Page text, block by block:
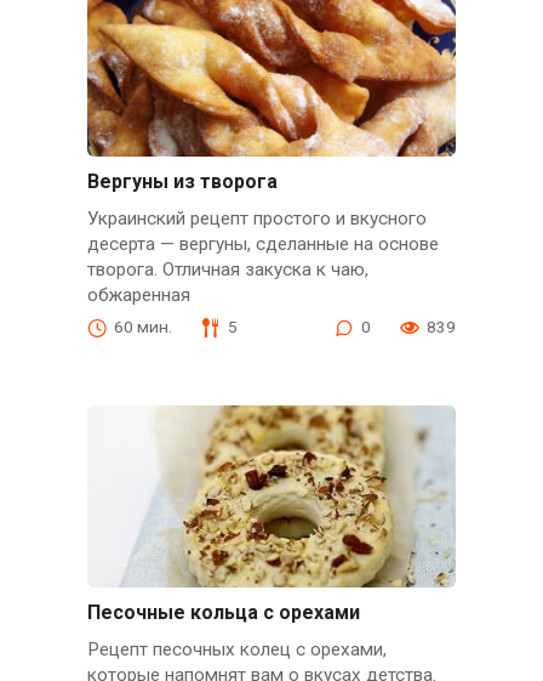
Вергуны из творога
Украинский рецепт простого и вкусного
десерта — вергуны, сделанные на основе
творога. Отличная закуска к чаю,
обжаренная
60 мин. 5 0 839
Песочные кольца с орехами
Рецепт песочных колец с орехами,
которые напомнят вам о вкусах детства.